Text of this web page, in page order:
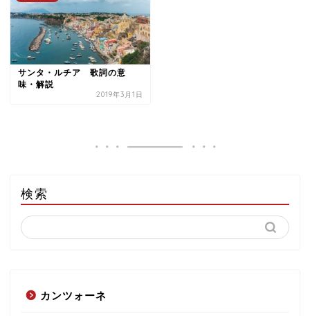
サンタ・ルチア 歌詞の意
味・解説
2019年3月1日
検索
カンツォーネ